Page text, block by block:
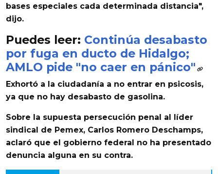
bases especiales cada determinada distancia",
dijo.
Puedes leer: Continúa desabasto
por fuga en ducto de Hidalgo;
AMLO pide "no caer en pánico"
Exhortó a la ciudadanía a no entrar en psicosis,
ya que no hay desabasto de gasolina.
Sobre la supuesta persecución penal al líder
sindical de Pemex, Carlos Romero Deschamps,
aclaró que el gobierno federal no ha presentado
denuncia alguna en su contra.